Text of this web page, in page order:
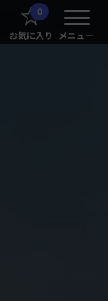
0
お気に入り メニュー